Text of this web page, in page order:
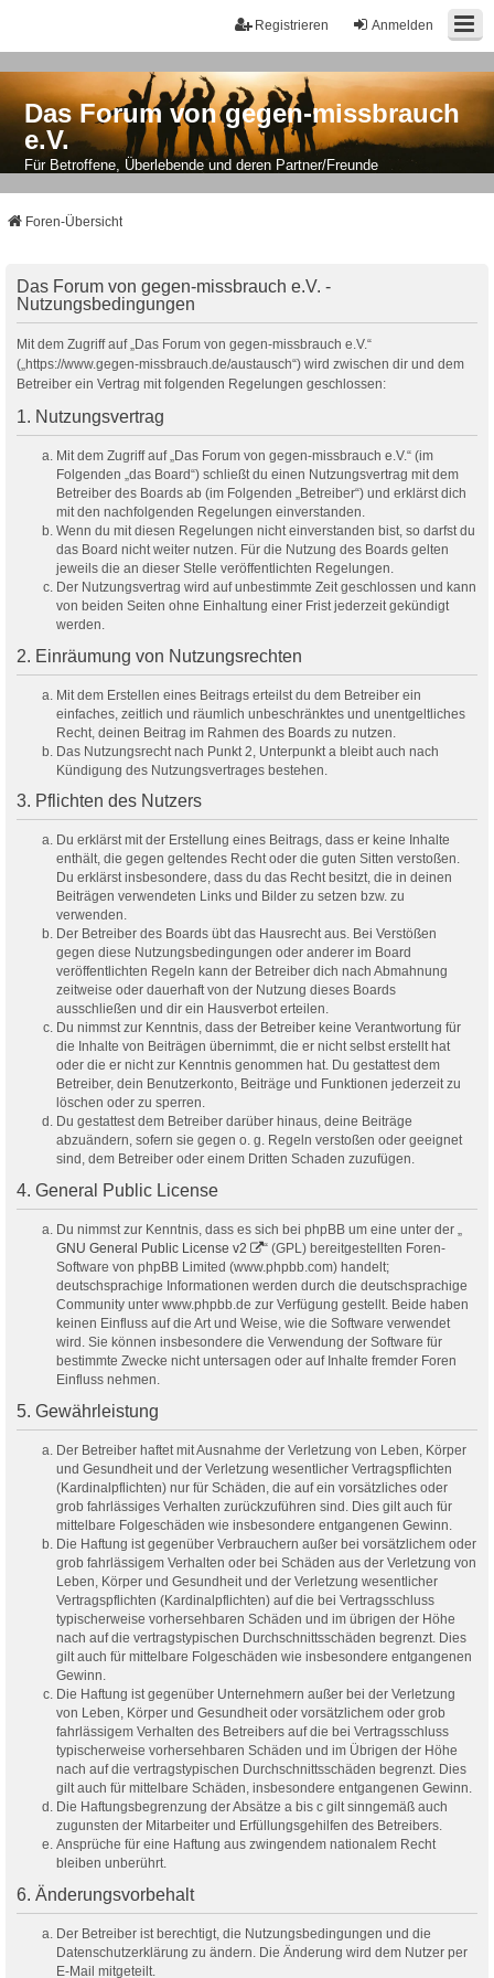
Anmelden
Registrieren
Das Forum von gegen-missbrauch
e.V.
Für Betroffene, Überlebende und deren Partner/Freunde
Foren-Übersicht
Das Forum von gegen-missbrauch e.V. -
Nutzungsbedingungen
Mit dem Zugriff auf „Das Forum von gegen-missbrauch e.V.“
(„https://www.gegen-missbrauch.de/austausch“) wird zwischen dir und dem
Betreiber ein Vertrag mit folgenden Regelungen geschlossen:
1. Nutzungsvertrag
Mit dem Zugriff auf „Das Forum von gegen-missbrauch e.V.“ (im
Folgenden „das Board“) schließt du einen Nutzungsvertrag mit dem
Betreiber des Boards ab (im Folgenden „Betreiber“) und erklärst dich
mit den nachfolgenden Regelungen einverstanden.
Wenn du mit diesen Regelungen nicht einverstanden bist, so darfst du
das Board nicht weiter nutzen. Für die Nutzung des Boards gelten
jeweils die an dieser Stelle veröffentlichten Regelungen.
Der Nutzungsvertrag wird auf unbestimmte Zeit geschlossen und kann
von beiden Seiten ohne Einhaltung einer Frist jederzeit gekündigt
werden.
2. Einräumung von Nutzungsrechten
Mit dem Erstellen eines Beitrags erteilst du dem Betreiber ein
einfaches, zeitlich und räumlich unbeschränktes und unentgeltliches
Recht, deinen Beitrag im Rahmen des Boards zu nutzen.
Das Nutzungsrecht nach Punkt 2, Unterpunkt a bleibt auch nach
Kündigung des Nutzungsvertrages bestehen.
3. Pflichten des Nutzers
Du erklärst mit der Erstellung eines Beitrags, dass er keine Inhalte
enthält, die gegen geltendes Recht oder die guten Sitten verstoßen.
Du erklärst insbesondere, dass du das Recht besitzt, die in deinen
Beiträgen verwendeten Links und Bilder zu setzen bzw. zu
verwenden.
Der Betreiber des Boards übt das Hausrecht aus. Bei Verstößen
gegen diese Nutzungsbedingungen oder anderer im Board
veröffentlichten Regeln kann der Betreiber dich nach Abmahnung
zeitweise oder dauerhaft von der Nutzung dieses Boards
ausschließen und dir ein Hausverbot erteilen.
Du nimmst zur Kenntnis, dass der Betreiber keine Verantwortung für
die Inhalte von Beiträgen übernimmt, die er nicht selbst erstellt hat
oder die er nicht zur Kenntnis genommen hat. Du gestattest dem
Betreiber, dein Benutzerkonto, Beiträge und Funktionen jederzeit zu
löschen oder zu sperren.
Du gestattest dem Betreiber darüber hinaus, deine Beiträge
abzuändern, sofern sie gegen o. g. Regeln verstoßen oder geeignet
sind, dem Betreiber oder einem Dritten Schaden zuzufügen.
4. General Public License
Du nimmst zur Kenntnis, dass es sich bei phpBB um eine unter der „
GNU General Public License v2
“ (GPL) bereitgestellten Foren-
Software von phpBB Limited (www.phpbb.com) handelt;
deutschsprachige Informationen werden durch die deutschsprachige
Community unter www.phpbb.de zur Verfügung gestellt. Beide haben
keinen Einfluss auf die Art und Weise, wie die Software verwendet
wird. Sie können insbesondere die Verwendung der Software für
bestimmte Zwecke nicht untersagen oder auf Inhalte fremder Foren
Einfluss nehmen.
5. Gewährleistung
Der Betreiber haftet mit Ausnahme der Verletzung von Leben, Körper
und Gesundheit und der Verletzung wesentlicher Vertragspflichten
(Kardinalpflichten) nur für Schäden, die auf ein vorsätzliches oder
grob fahrlässiges Verhalten zurückzuführen sind. Dies gilt auch für
mittelbare Folgeschäden wie insbesondere entgangenen Gewinn.
Die Haftung ist gegenüber Verbrauchern außer bei vorsätzlichem oder
grob fahrlässigem Verhalten oder bei Schäden aus der Verletzung von
Leben, Körper und Gesundheit und der Verletzung wesentlicher
Vertragspflichten (Kardinalpflichten) auf die bei Vertragsschluss
typischerweise vorhersehbaren Schäden und im übrigen der Höhe
nach auf die vertragstypischen Durchschnittsschäden begrenzt. Dies
gilt auch für mittelbare Folgeschäden wie insbesondere entgangenen
Gewinn.
Die Haftung ist gegenüber Unternehmern außer bei der Verletzung
von Leben, Körper und Gesundheit oder vorsätzlichem oder grob
fahrlässigem Verhalten des Betreibers auf die bei Vertragsschluss
typischerweise vorhersehbaren Schäden und im Übrigen der Höhe
nach auf die vertragstypischen Durchschnittsschäden begrenzt. Dies
gilt auch für mittelbare Schäden, insbesondere entgangenen Gewinn.
Die Haftungsbegrenzung der Absätze a bis c gilt sinngemäß auch
zugunsten der Mitarbeiter und Erfüllungsgehilfen des Betreibers.
Ansprüche für eine Haftung aus zwingendem nationalem Recht
bleiben unberührt.
6. Änderungsvorbehalt
Der Betreiber ist berechtigt, die Nutzungsbedingungen und die
Datenschutzerklärung zu ändern. Die Änderung wird dem Nutzer per
E-Mail mitgeteilt.